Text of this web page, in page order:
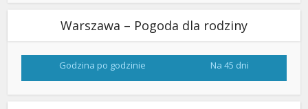
Warszawa – Pogoda dla rodziny
Godzina po godzinie Na 45 dni